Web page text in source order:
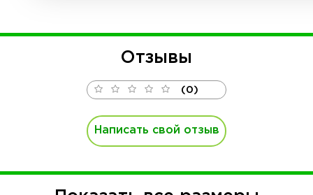
Отзывы
(0)
Написать свой отзыв